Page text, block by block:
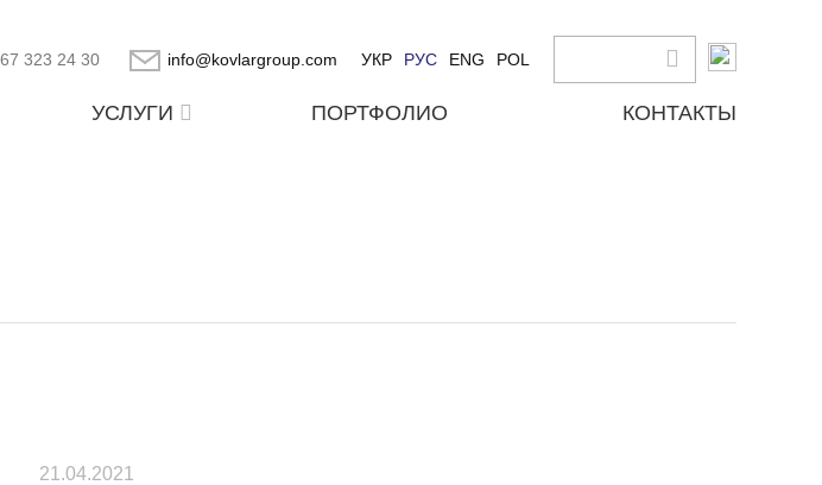
323 24 30 info@kovlargroup.com УКР РУС ENG POL
УСЛУГИ ПОРТФОЛИО КОНТАКТЫ
21.04.2021